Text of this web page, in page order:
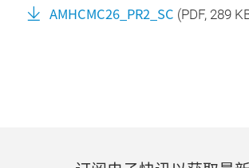
AMHCMC26_PR2_SC (PDF, 289